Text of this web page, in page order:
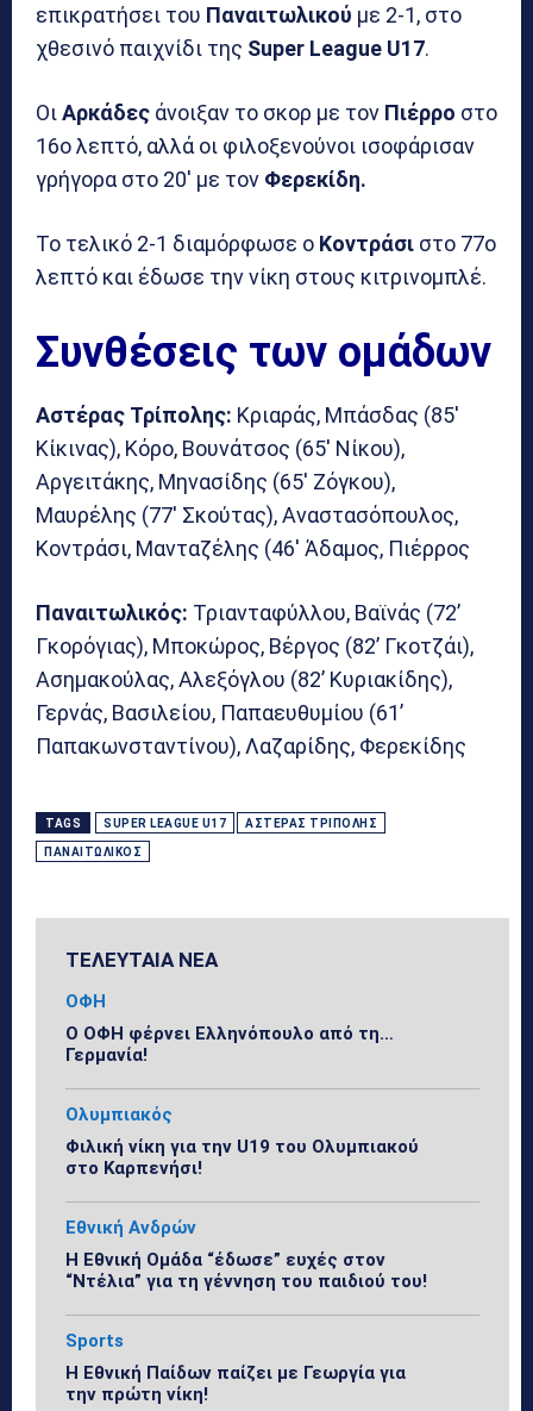
επικρατήσει του Παναιτωλικού με 2-1, στο
χθεσινό παιχνίδι της Super League U17.
ΟιΑρκάδες άνοιξαν το σκορ με τον Πιέρρο στο
16ο λεπτό, αλλά οι φιλοξενούνοι ισοφάρισαν
γρήγορα στο 20′ με τον Φερεκίδη.
Το τελικό 2-1 διαμόρφωσε ο Κοντράσι στο 77ο
λεπτό και έδωσε την νίκη στους κιτρινομπλέ.
Συνθέσεις των ομάδων
Αστέρας Τρίπολης: Κριαράς, Μπάσδας (85′
Κίκινας), Κόρο, Βουνάτσος (65′ Νίκου),
Αργειτάκης, Μηνασίδης (65′ Ζόγκου),
Μαυρέλης (77′ Σκούτας), Αναστασόπουλος,
Κοντράσι, Μανταζέλης (46′ Άδαμος, Πιέρρος
Παναιτωλικός: Τριανταφύλλου, Βαϊνάς (72’
Γκορόγιας), Μποκώρος, Βέργος (82’ Γκοτζάι),
Ασημακούλας, Αλεξόγλου (82’ Κυριακίδης),
Γερνάς, Βασιλείου, Παπαευθυμίου (61’
Παπακωνσταντίνου), Λαζαρίδης, Φερεκίδης
TAGS SUPER LEAGUE U17 ΑΣΤΈΡΑΣ ΤΡΊΠΟΛΗΣ
ΠΑΝΑΙΤΩΛΙΚΌΣ
ΤΕΛΕΥΤΑΙΑ ΝΕΑ
ΟΦΗ
Ο ΟΦΗ φέρνει Ελληνόπουλο από τη…
Γερμανία!
Ολυμπιακός
Φιλική νίκη για την U19 του Ολυμπιακού
στο Καρπενήσι!
Εθνική Ανδρών
Η Εθνική Ομάδα “έδωσε” ευχές στον
“Ντέλια” για τη γέννηση του παιδιού του!
Sports
Η Εθνική Παίδων παίζει με Γεωργία για
την πρώτη νίκη!